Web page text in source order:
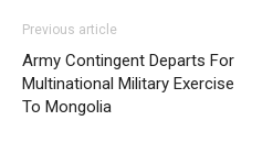
Previous article
Army Contingent Departs For
Multinational Military Exercise
To Mongolia